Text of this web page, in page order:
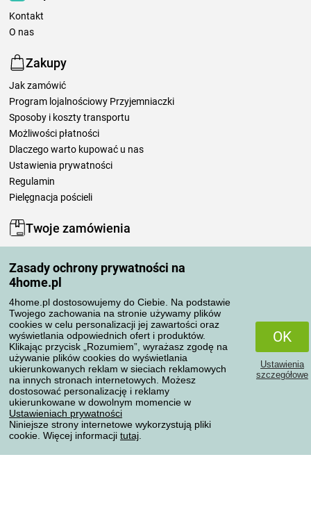
Zasady ochrony prywatności na
4home.pl
4home.pl dostosowujemy do Ciebie. Na podstawie
Twojego zachowania na stronie używamy plików
cookies w celu personalizacji jej zawartości oraz
wyświetlania odpowiednich ofert i produktów.
Klikając przycisk „Rozumiem”, wyrażasz zgodę na
używanie plików cookies do wyświetlania
ukierunkowanych reklam w sieciach reklamowych
na innych stronach internetowych. Możesz
dostosować personalizację i reklamy
ukierunkowane w dowolnym momencie w
Ustawieniach prywatności
Niniejsze strony internetowe wykorzystują pliki
cookie. Więcej informacji tutaj
OK
Ustawienia
szczegółowe
Kontakt
O nas
Zakupy
Jak zamówić
Program lojalnościowy Przyjemniaczki
Sposoby i koszty transportu
Możliwości płatności
Dlaczego warto kupować u nas
Ustawienia prywatności
Regulamin
Pielęgnacja pościeli
Twoje zamówienia
Moje zamówienia
Reklamacje
Odstąpienie od umowy
Zasady przetwarzania recenzji
Sposoby transportu
Metody płatności